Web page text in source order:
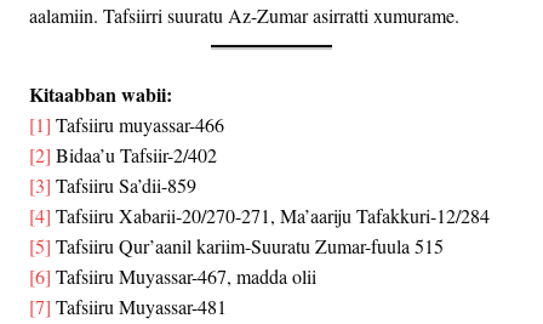
aalamiin. Tafsiirri suuratu Az-Zumar asirratti xumurame.
Kitaabban wabii:
[1] Tafsiiru muyassar-466
[2] Bidaa’u Tafsiir-2/402
[3] Tafsiiru Sa’dii-859
[4] Tafsiiru Xabarii-20/270-271, Ma’aariju Tafakkuri-12/284
[5] Tafsiiru Qur’aanil kariim-Suuratu Zumar-fuula 515
[6] Tafsiiru Muyassar-467, madda olii
[7] Tafsiiru Muyassar-481